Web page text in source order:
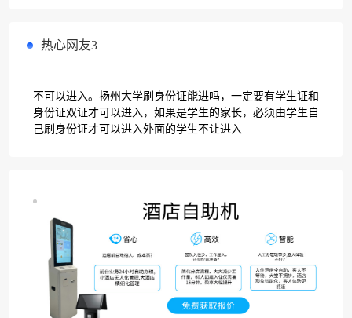
热心网友3
不可以进入。扬州大学刷身份证能进吗，一定要有学生证和
身份证双证才可以进入，如果是学生的家长，必须由学生自
己刷身份证才可以进入外面的学生不让进入